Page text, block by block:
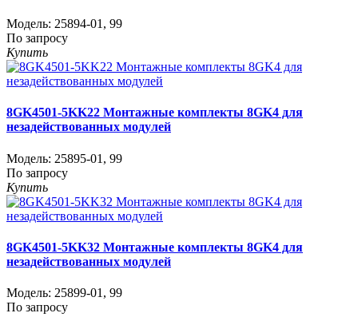
Модель: 25894-01 , 99
По запросу
Купить
8GK4501-5KK22 Монтажные комплекты 8GK4 для
незадействованных модулей
Модель: 25895-01 , 99
По запросу
Купить
8GK4501-5KK32 Монтажные комплекты 8GK4 для
незадействованных модулей
Модель: 25899-01 , 99
По запросу